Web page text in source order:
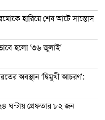
হারিয়ে শেষ আটে সান্তোস
হলো ‘৩৬ জুলাই’
অবস্থান ‘দ্বিমুখী আচরণ’:
ঘন্টায় গ্রেফতার ৮২ জন